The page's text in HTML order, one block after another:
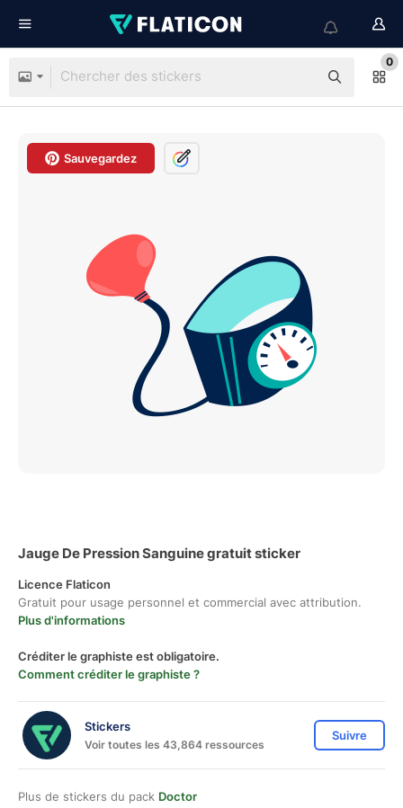
0
Sauvegardez
Jauge De Pression Sanguine gratuit sticker
Licence Flaticon
Gratuit pour usage personnel et commercial avec attribution.
Plus d'informations
Créditer le graphiste est obligatoire.
Comment créditer le graphiste ?
Stickers
Voir toutes les 43,864 ressources
Suivre
Plus de stickers du pack Doctor